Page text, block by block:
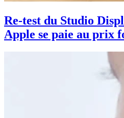
Re-test du Studio
Apple se paie au prix